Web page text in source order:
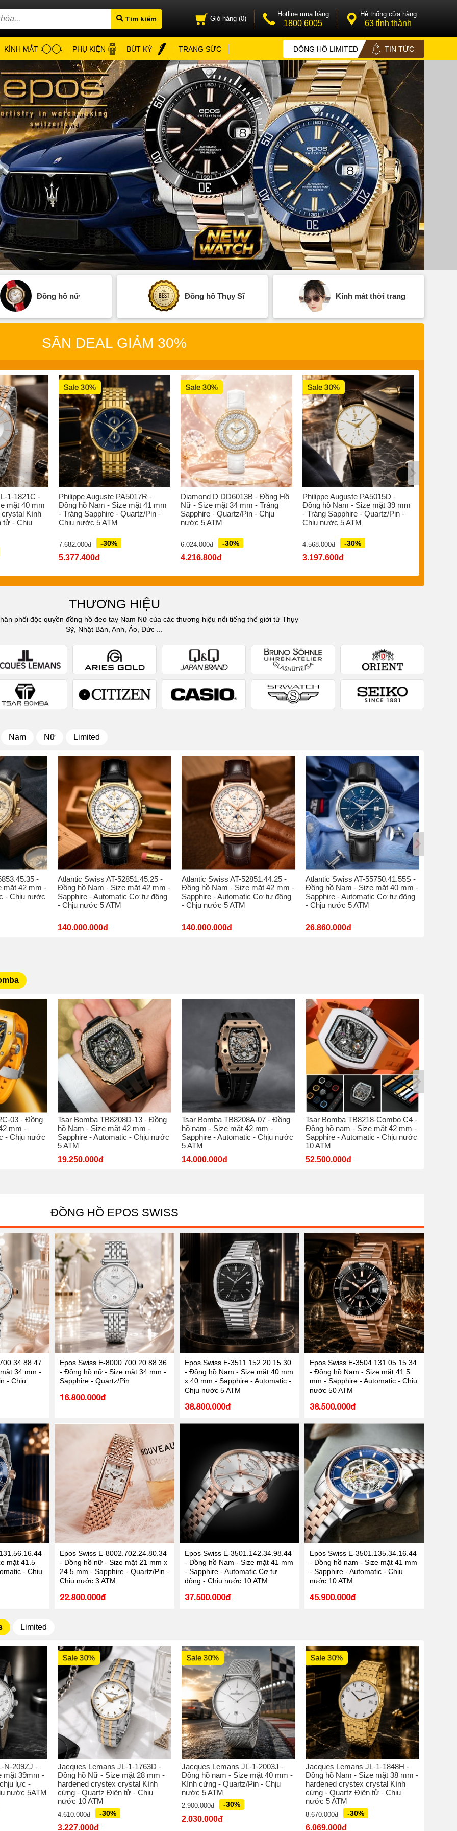
Tìm kiếm Giỏ hàng (0)
Hotline mua hàng
1800 6005
Hệ thống cửa hàng
63 tỉnh thành
KÍNH MẮT PHỤ KIỆN BÚT KÝ TRANG SỨC ĐỒNG HỒ LIMITED TIN TỨC
Đồng hồ nữ Đồng hồ Thụy Sĩ Kính mát thời trang
SĂN DEAL GIẢM 30%
1-1821C -
mặt 40 mm
Kính
tử - Chịu
Sale 30%
Philippe Auguste PA5017R -
Đồng hồ Nam - Size mặt 41 mm
- Tráng Sapphire - Quartz/Pin -
Chịu nước 5 ATM
7.682.000đ -30%
5.377.400đ
Sale 30%
Diamond D DD6013B - Đồng Hồ
Nữ - Size mặt 34 mm - Tráng
Sapphire - Quartz/Pin - Chịu
nước 5 ATM
6.024.000đ -30%
4.216.800đ
Sale 30%
Philippe Auguste PA5015D -
Đồng hồ Nam - Size mặt 39 mm
- Tráng Sapphire - Quartz/Pin -
Chịu nước 5 ATM
4.568.000đ -30%
3.197.600đ
THƯƠNG HIỆU
phối độc quyền đồng hồ đeo tay Nam Nữ của các thương hiệu nổi tiếng thế giới từ Thụy
Sỹ, Nhật Bản, Anh, Áo, Đức ...
Nam Nữ Limited
-
mặt 42 mm -
- Chịu nước
Atlantic Swiss AT-52851.45.25 -
Đồng hồ Nam - Size mặt 42 mm -
Sapphire - Automatic Cơ tự động
- Chịu nước 5 ATM
140.000.000đ
Atlantic Swiss AT-52851.44.25 -
Đồng hồ Nam - Size mặt 42 mm -
Sapphire - Automatic Cơ tự động
- Chịu nước 5 ATM
140.000.000đ
Atlantic Swiss AT-55750.41.55S -
Đồng hồ Nam - Size mặt 40 mm -
Sapphire - Automatic Cơ tự động
- Chịu nước 5 ATM
26.860.000đ
03 - Đồng
mm -
- Chịu nước
Tsar Bomba TB8208D-13 - Đồng
hồ Nam - Size mặt 42 mm -
Sapphire - Automatic - Chịu nước
5 ATM
19.250.000đ
Tsar Bomba TB8208A-07 - Đồng
hồ nam - Size mặt 42 mm -
Sapphire - Automatic - Chịu nước
5 ATM
14.000.000đ
Tsar Bomba TB8218-Combo C4 -
Đồng hồ nam - Size mặt 42 mm -
Sapphire - Automatic - Chịu nước
10 ATM
52.500.000đ
ĐỒNG HỒ EPOS SWISS
34 mm -
- Chịu
Epos Swiss E-8000.700.20.88.36
- Đồng hồ nữ - Size mặt 34 mm -
Sapphire - Quartz/Pin
16.800.000đ
Epos Swiss E-3511.152.20.15.30
- Đồng hồ Nam - Size mặt 40 mm
x 40 mm - Sapphire - Automatic -
Chịu nước 5 ATM
38.800.000đ
Epos Swiss E-3504.131.05.15.34
- Đồng hồ Nam - Size mặt 41.5
mm - Sapphire - Automatic - Chịu
nước 50 ATM
38.500.000đ
mặt 41.5
- Chịu
Epos Swiss E-8002.702.24.80.34
- Đồng hồ nữ - Size mặt 21 mm x
24.5 mm - Sapphire - Quartz/Pin -
Chịu nước 3 ATM
22.800.000đ
Epos Swiss E-3501.142.34.98.44
- Đồng hồ Nam - Size mặt 41 mm
- Sapphire - Automatic Cơ tự
động - Chịu nước 10 ATM
37.500.000đ
Epos Swiss E-3501.135.34.16.44
- Đồng hồ nam - Size mặt 41 mm
- Sapphire - Automatic - Chịu
nước 10 ATM
45.900.000đ
Limited
N-209ZJ -
mặt 39mm -
lực -
nước 5ATM
Sale 30%
Jacques Lemans JL-1-1763D -
Đồng hồ Nữ - Size mặt 28 mm -
hardened crystex crystal Kính
cứng - Quartz Điện tử - Chịu
nước 10 ATM
4.610.000đ -30%
3.227.000đ
Sale 30%
Jacques Lemans JL-1-2003J -
Đồng hồ nam - Size mặt 40 mm -
Kính cứng - Quartz/Pin - Chịu
nước 5 ATM
2.900.000đ -30%
2.030.000đ
Sale 30%
Jacques Lemans JL-1-1848H -
Đồng hồ Nam - Size mặt 38 mm -
hardened crystex crystal Kính
cứng - Quartz Điện tử - Chịu
nước 5 ATM
8.670.000đ -30%
6.069.000đ